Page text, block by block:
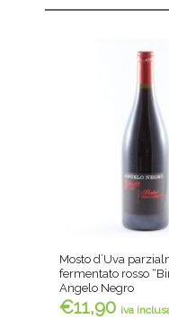
Mosto d’Uva
fermentato rosso
Angelo Negro
€11,90 iva